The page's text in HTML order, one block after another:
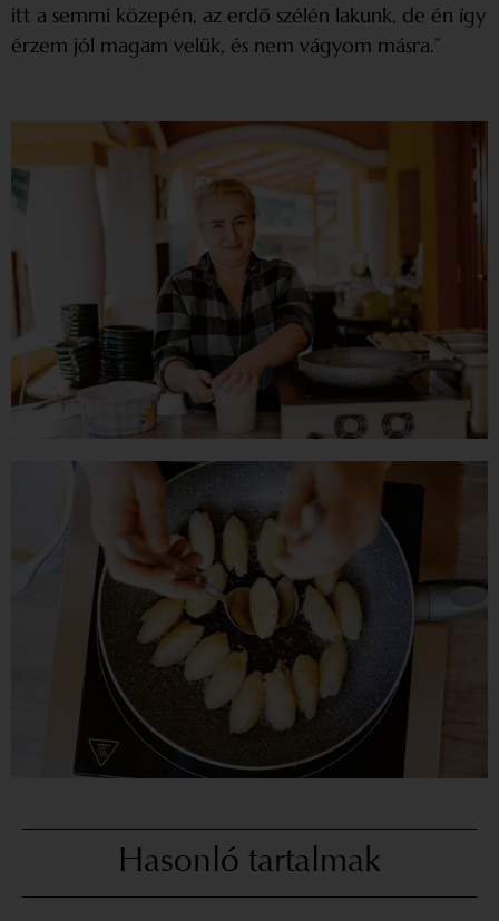
itt a semmi közepén, az erdő szélén lakunk, de én így
érzem jól magam velük, és nem vágyom másra.”
Hasonló tartalmak